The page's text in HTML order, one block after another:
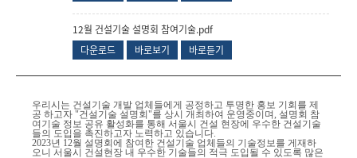
12월 건설기술 설명회 참여기술.pdf
다운로드
바로보기 바로듣기
우리시는 건설기술 개발 업체들에게 공정하고 투명한 홍보 기회를 제
공 하고자 "건설기술 설명회"를 상시 개최하여 운영중이며, 설명회 참
여기술 정보 공유 활성화를 통해 서울시 건설 현장에 우수한 건설기술
들의 도입을 촉진하고자 노력하고 있습니다.
2023년 12월 설명회에 참여한 건설기술 업체들의 기술정보를 게재하
오니 서울시 건설현장 내 우수한 기술들의 적극 도입될 수 있도록 많은